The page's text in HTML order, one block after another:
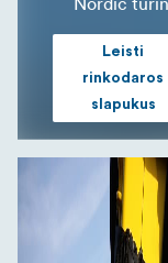
Leisti
rinkodaros
slapukus